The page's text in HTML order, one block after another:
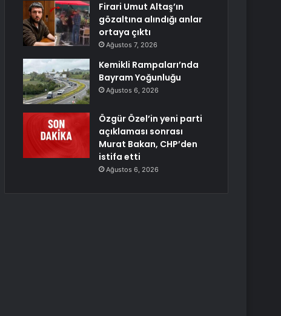
Firari Umut Altaş’ın
gözaltına alındığı anlar
ortaya çıktı
Ağustos 7, 2026
Kemikli Rampaları’nda
Bayram Yoğunluğu
Ağustos 6, 2026
Özgür Özel’in yeni parti
açıklaması sonrası
Murat Bakan, CHP’den
istifa etti
Ağustos 6, 2026